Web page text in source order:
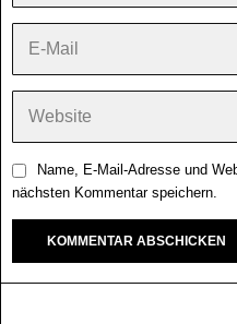
Name, E-Mail-Adresse und
nächsten Kommentar speichern.